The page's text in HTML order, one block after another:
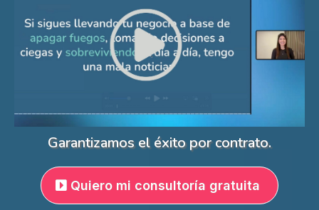
Garantizamos el éxito por contrato.
Quiero mi consultoría gratuita